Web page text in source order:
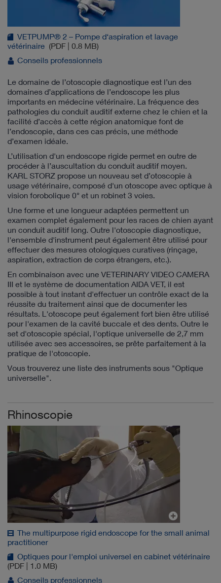
VETPUMP® 2 – Pompe d‘aspiration et lavage
vétérinaire (PDF | 0.8 MB)
Conseils professionnels
Le domaine de l’otoscopie diagnostique est l’un des
domaines d’applications de l’endoscope les plus
importants en médecine vétérinaire. La fréquence des
pathologies du conduit auditif externe chez le chien et la
facilité d’accès à cette région anatomique font de
l’endoscopie, dans ces cas précis, une méthode
d’examen idéale.
L’utilisation d'un endoscope rigide permet en outre de
procéder à l’auscultation du conduit auditif moyen.
KARL STORZ propose un nouveau set d’otoscopie à
usage vétérinaire, composé d'un otoscope avec optique à
vision forobolique 0° et un robinet 3 voies.
Une forme et une longueur adaptées permettent un
examen complet également pour les races de chien ayant
un conduit auditif long. Outre l'otoscopie diagnostique,
l'ensemble d'instrument peut également être utilisé pour
effectuer des mesures otologiques curatives (rinçage,
aspiration, extraction de corps étrangers, etc.).
En combinaison avec une VETERINARY VIDEO CAMERA
III et le système de documentation AIDA VET, il est
possible à tout instant d'effectuer un contrôle exact de la
réussite du traitement ainsi que de documenter les
résultats. L'otoscope peut également fort bien être utilisé
pour l'examen de la cavité buccale et des dents. Outre le
set d'otoscopie spécial, l'optique universelle de 2,7 mm
utilisée avec ses accessoires, se prête parfaitement à la
pratique de l'otoscopie.
Vous trouverez une liste des instruments sous "Optique
universelle".
Rhinoscopie
The multipurpose rigid endoscope for the small animal
practitioner
Optiques pour l'emploi universel en cabinet vétérinaire
(PDF | 1.0 MB)
Conseils professionnels